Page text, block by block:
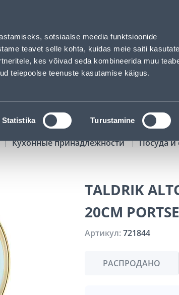
sotsiaalse meedia funktsioonide
teavet selle kohta, kuidas meie saiti
kes võivad seda kombineerida muu
teiepoolse teenuste kasutamise käigus.
Statistika Turustamine
клиентов Услуги Предложения о работе
ПОИСК
ИНСТРУМЕНТОВ РАССРОЧКА
Кухонные принадлежности
Посуда
TALDRIK
20CM
Артикул:721844
РАСПРОДАНО